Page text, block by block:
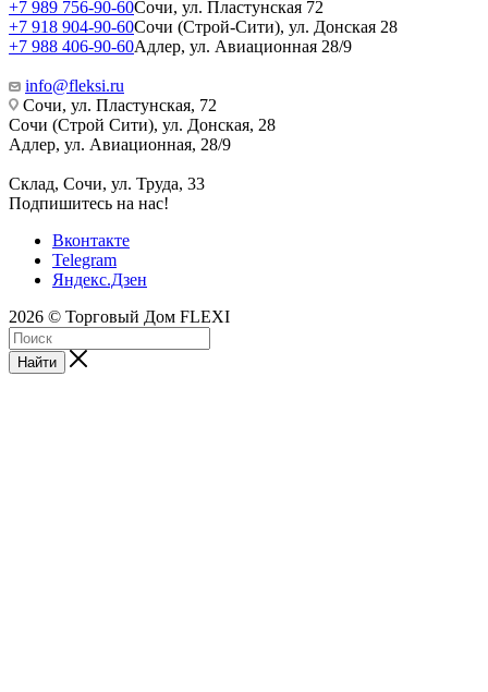
+7 989 756-90-60Сочи, ул. Пластунская 72
+7 918 904-90-60Сочи (Строй-Сити), ул. Донская 28
+7 988 406-90-60Адлер, ул. Авиационная 28/9
info@fleksi.ru
Сочи, ул. Пластунская, 72
Сочи (Строй Сити), ул. Донская, 28
Адлер, ул. Авиационная, 28/9
Склад, Сочи, ул. Труда, 33
Подпишитесь на нас!
Вконтакте
Telegram
Яндекс.Дзен
2026 © Торговый Дом FLEXI
Найти